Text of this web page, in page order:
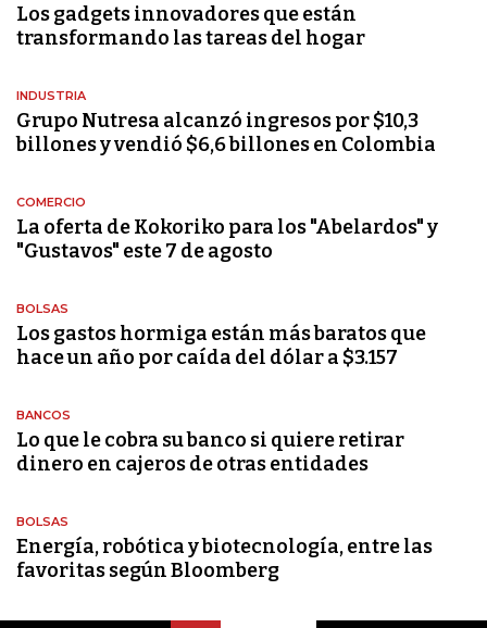
Los gadgets innovadores que están
transformando las tareas del hogar
INDUSTRIA
Grupo Nutresa alcanzó ingresos por $10,3
billones y vendió $6,6 billones en Colombia
COMERCIO
La oferta de Kokoriko para los "Abelardos" y
"Gustavos" este 7 de agosto
BOLSAS
Los gastos hormiga están más baratos que
hace un año por caída del dólar a $3.157
BANCOS
Lo que le cobra su banco si quiere retirar
dinero en cajeros de otras entidades
BOLSAS
Energía, robótica y biotecnología, entre las
favoritas según Bloomberg